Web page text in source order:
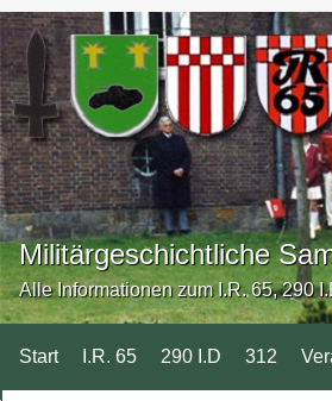
Militärgeschichtliche
Alle Informationen zum I.R. 65, 290
Start I.R. 65 290 I.D 312